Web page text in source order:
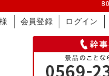
会員登録 ログイン